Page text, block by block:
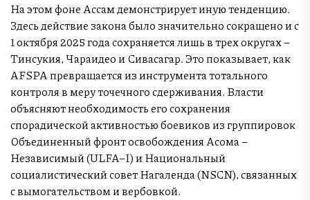
На этом фоне Ассам демонстрирует иную тенденцию.
Здесь действие закона было значительно сокращено и с
1 октября 2025 года сохраняется лишь в трех округах –
Тинсукия, Чараидео и Сивасагар. Это показывает, как
AFSPA превращается из инструмента тотального
контроля в меру точечного сдерживания. Власти
объясняют необходимость его сохранения
спорадической активностью боевиков из группировок
Объединенный фронт освобождения Асома –
Независимый (ULFA–I) и Национальный
социалистический совет Нагаленда (NSCN), связанных
с вымогательством и вербовкой.